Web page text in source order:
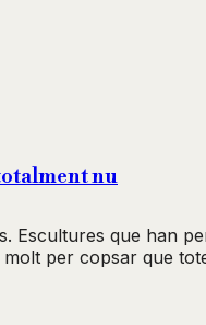
nu
Escultures que
per copsar que